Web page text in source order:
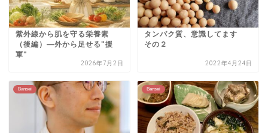
紫外線から肌を守る栄養素
（後編）—外から足せる"援
軍"
2026年7月2日
タンパク質、意識してます
その２
2022年4月24日
Bansei Bansei